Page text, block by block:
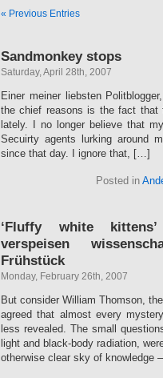
« Previous Entries
Sandmonkey stops
Saturday, April 28th, 2007
Einer meiner liebsten
the chief reasons is the fact that
lately. I no longer believe that
Secuirty agents lurking around
since that day. I ignore that, […]
Posted in
‘Fluffy white
verspeisen
Frühstück
Monday, February 26th, 2007
But consider William Thomson,
agreed that almost every
less revealed. The small
light and black-body radiation,
otherwise clear sky of knowledge